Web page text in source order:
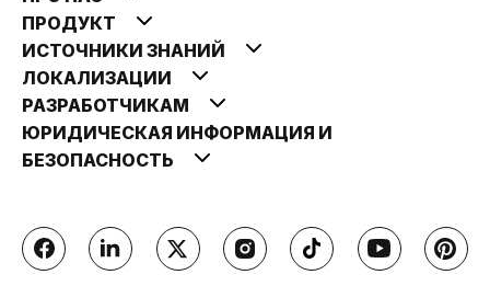
ПРОДУКТ
ИСТОЧНИКИ ЗНАНИЙ
ЛОКАЛИЗАЦИИ
РАЗРАБОТЧИКАМ
ЮРИДИЧЕСКАЯ ИНФОРМАЦИЯ И
БЕЗОПАСНОСТЬ